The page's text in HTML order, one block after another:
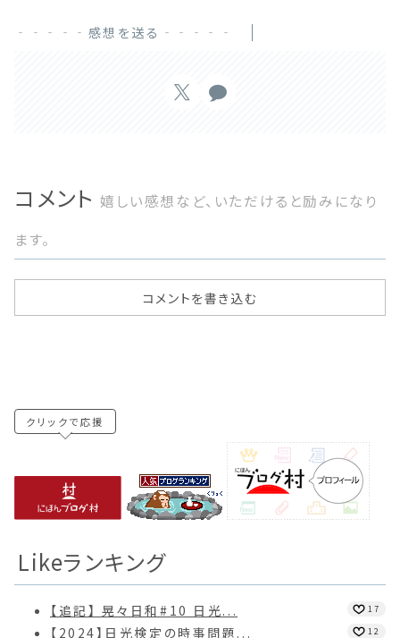
‐‐‐‐‐感想を送る‐‐‐‐‐
コメント 嬉しい感想など、いただけると励みになり
ます。
コメントを書き込む
クリックで応援
Likeランキング
【追記】 晃々日和#10 日光... 17
【2024】日光検定の時事問題... 12